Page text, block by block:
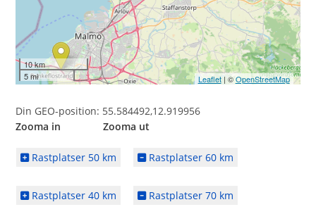
10 km
5 mi
Leaflet| ©OpenStreetMap
Din GEO-position: 55.584492,12.919956
Zooma in Zooma ut
Rastplatser 50 km Rastplatser 60 km
Rastplatser 40 km Rastplatser 70 km